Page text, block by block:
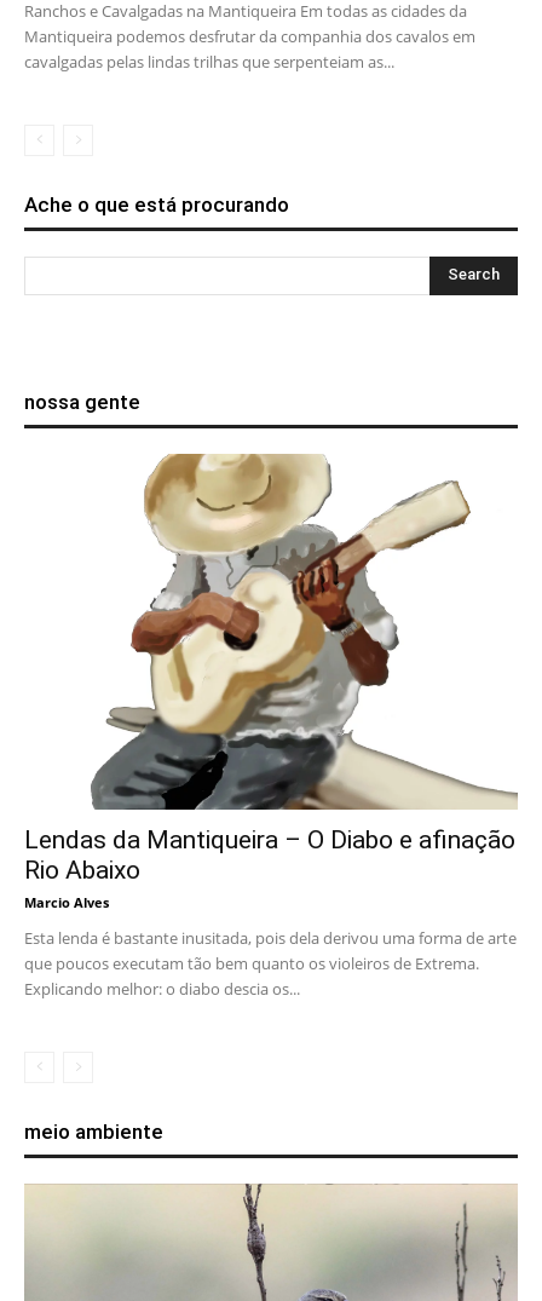
Ranchos e Cavalgadas na Mantiqueira Em todas as cidades da
Mantiqueira podemos desfrutar da companhia dos cavalos em
cavalgadas pelas lindas trilhas que serpenteiam as...
Ache o que está procurando
nossa gente
Lendas da Mantiqueira – O Diabo e afinação
Rio Abaixo
Marcio Alves
Esta lenda é bastante inusitada, pois dela derivou uma forma de arte
que poucos executam tão bem quanto os violeiros de Extrema.
Explicando melhor: o diabo descia os...
meio ambiente